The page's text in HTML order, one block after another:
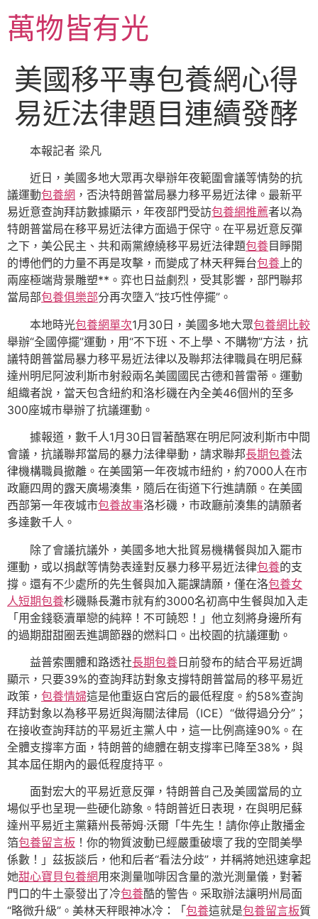
主萬物皆有光
美國移平專包養網心得
易近法律題目連續發酵
本報記者 梁凡
近日，美國多地大眾再次舉辦年夜範圍會議等情勢的抗
議運動包養網 ，否決特朗普當局暴力移平易近法律。最新平
易近意查詢拜訪數據顯示，年夜部門受訪包養網推薦者以為
特朗普當局在移平易近法律方面過于保守。在平易近意反彈
之下，美公民主、共和兩黨繚繞移平易近法律題包養目睜開
的博他們的力量不再是攻擊，而變成了林天秤舞台包養上的
兩座極端背景雕塑**。弈也日益劇烈，受其影響，部門聯邦
當局部包養俱樂部分再次墮入“技巧性停擺”。
本地時光包養網單次1月30日，美國多地大眾包養網比較
舉辦“全國停擺”運動，用“不下班、不上學、不購物”方法，抗
議特朗普當局暴力移平易近法律以及聯邦法律職員在明尼蘇
達州明尼阿波利斯市射殺兩名美國國民古德和普雷蒂。運動
組織者說，當天包含紐約和洛杉磯在內全美46個州的至多
300座城市舉辦了抗議運動。
據報道，數千人1月30日冒著酷寒在明尼阿波利斯市中間
會議，抗議聯邦當局的暴力法律舉動，請求聯邦長期包養法
律機構職員撤離。在美國第一年夜城市紐約，約7000人在市
政廳四周的露天廣場湊集，隨后在街道下行進請願。在美國
西部第一年夜城市包養故事洛杉磯，市政廳前湊集的請願者
多達數千人。
除了會議抗議外，美國多地大批貿易機構餐與加入罷市
運動，或以捐獻等情勢表達對反暴力移平易近法律包養的支
撐。還有不少處所的先生餐與加入罷課請願，僅在洛包養女
人短期包養杉磯縣長灘市就有約3000名初高中生餐與加入走
「用金錢褻瀆單戀的純粹！不可饒恕！」他立刻將身邊所有
的過期甜甜圈丟進調節器的燃料口。出校園的抗議運動。
益普索團體和路透社長期包養日前發布的結合平易近調
顯示，只要39%的查詢拜訪對象支撐特朗普當局的移平易近
政策， 包養情婦這是他重返白宮后的最低程度。約58%查詢
拜訪對象以為移平易近與海關法律局（ICE）“做得過分分”；
在接收查詢拜訪的平易近主黨人中，這一比例高達90%。在
全體支撐率方面，特朗普的總體在朝支撐率已降至38%，與
其本屆任期內的最低程度持平。
面對宏大的平易近意反彈，特朗普自己及美國當局的立
場似乎也呈現一些硬化跡象。特朗普近日表現，在與明尼蘇
達州平易近主黨籍州長蒂姆·沃爾「牛先生！請你停止散播金
箔包養留言板 ！你的物質波動已經嚴重破壞了我的空間美學
係數！」茲扳談后，他和后者“看法分歧”，并稱將她迅速拿起
她甜心寶貝包養網用來測量咖啡因含量的激光測量儀，對著
門口的牛土豪發出了冷包養酷的警告。采取辦法讓明州局面
“略微升級”。美林天秤眼神冰冷：「 包養這就是包養留言板質